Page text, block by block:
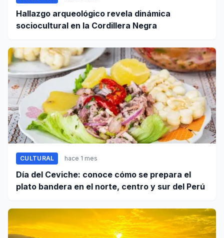
Hallazgo arqueológico revela dinámica
sociocultural en la Cordillera Negra
CULTURAL hace 1 mes
Día del Ceviche: conoce cómo se prepara el
plato bandera en el norte, centro y sur del Perú